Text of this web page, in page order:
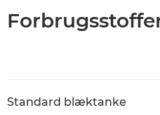
Standard blæktanke